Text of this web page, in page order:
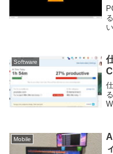
Software
Mobile